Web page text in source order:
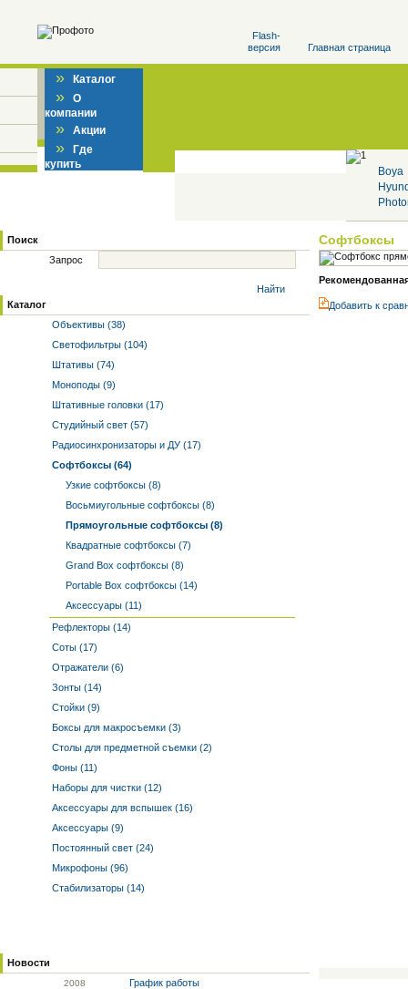
Flash-
версия
Главная страница
» Каталог
» О
компании
» Акции
» Где
купить
Boya
Поиск
Запрос
Найти
Каталог
Объективы (38)
Светофильтры (104)
Штативы (74)
Моноподы (9)
Штативные головки (17)
Студийный свет (57)
Радиосинхронизаторы и ДУ (17)
Софтбоксы (64)
Узкие софтбоксы (8)
Восьмиугольные софтбоксы (8)
Прямоугольные софтбоксы (8)
Квадратные софтбоксы (7)
Grand Box софтбоксы (8)
Portable Box софтбоксы (14)
Аксессуары (11)
Рефлекторы (14)
Соты (17)
Отражатели (6)
Зонты (14)
Стойки (9)
Боксы для макросъемки (3)
Столы для предметной съемки (2)
Фоны (11)
Наборы для чистки (12)
Аксессуары для вспышек (16)
Аксессуары (9)
Постоянный свет (24)
Микрофоны (96)
Стабилизаторы (14)
Новости
2008 График работы
Софтбоксы
Добавить к